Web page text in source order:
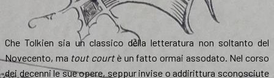
Che Tolkien sia un classico della letteratura non soltanto del
Novecento, ma tout courtè un fatto ormai assodato. Nel corso
dei decenni le sue opere, seppur invise o addirittura sconosciute